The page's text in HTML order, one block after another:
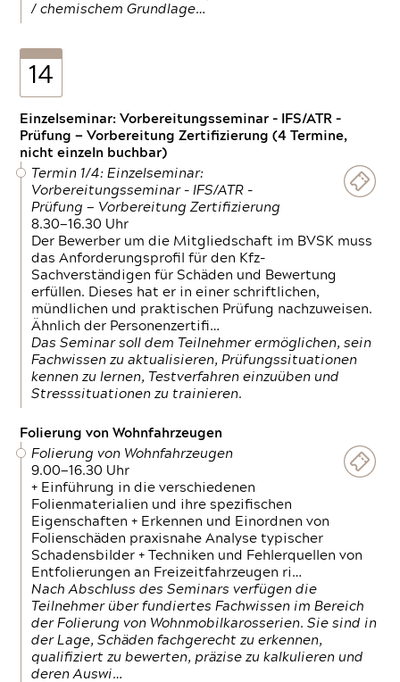
/ chemischem Grundlage…
14
Einzelseminar: Vorbereitungsseminar - IFS/ATR -
Prüfung — Vorbereitung Zertifizierung (4 Termine,
nicht einzeln buchbar)
Termin 1/4: Einzelseminar:
Vorbereitungsseminar - IFS/ATR -
Prüfung — Vorbereitung Zertifizierung
8.30—16.30 Uhr
Der Bewerber um die Mitgliedschaft im BVSK muss
das Anforderungsprofil für den Kfz-
Sachverständigen für Schäden und Bewertung
erfüllen. Dieses hat er in einer schriftlichen,
mündlichen und praktischen Prüfung nachzuweisen.
Ähnlich der Personenzertifi…
Das Seminar soll dem Teilnehmer ermöglichen, sein
Fachwissen zu aktualisieren, Prüfungssituationen
kennen zu lernen, Testverfahren einzuüben und
Stresssituationen zu trainieren.
Folierung von Wohnfahrzeugen
Folierung von Wohnfahrzeugen
9.00—16.30 Uhr
+ Einführung in die verschiedenen
Folienmaterialien und ihre spezifischen
Eigenschaften + Erkennen und Einordnen von
Folienschäden praxisnahe Analyse typischer
Schadensbilder + Techniken und Fehlerquellen von
Entfolierungen an Freizeitfahrzeugen ri…
Nach Abschluss des Seminars verfügen die
Teilnehmer über fundiertes Fachwissen im Bereich
der Folierung von Wohnmobilkarosserien. Sie sind in
der Lage, Schäden fachgerecht zu erkennen,
qualifiziert zu bewerten, präzise zu kalkulieren und
deren Auswi…